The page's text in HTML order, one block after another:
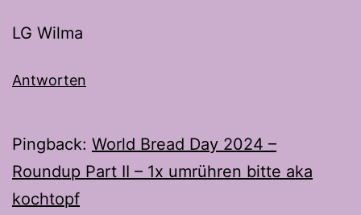
LG Wilma
Antworten
Pingback: World Bread Day 2024 –
Roundup Part II – 1x umrühren bitte aka
kochtopf